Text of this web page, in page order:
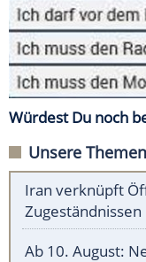
Würdest Du noch
Unsere
Iran verknüpft
Zugeständnissen
Ab 10. August: